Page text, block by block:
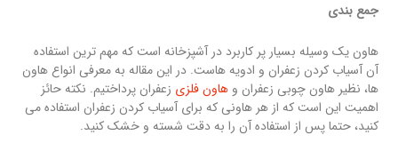
جمع بندی
هاون یک وسیله بسیار پر کاربرد در آشپزخانه است که مهم ترین استفاده
آن آسیاب کردن زعفران و ادویه هاست. در این مقاله به معرفی انواع هاون
ها، نظیر هاون چوبی زعفران وهاون فلزی زعفران پرداختیم. نکته حائز
اهمیت این است که از هر هاونی که برای آسیاب کردن زعفران استفاده می
کنید، حتما پس از استفاده آن را به دقت شسته و خشک کنید.